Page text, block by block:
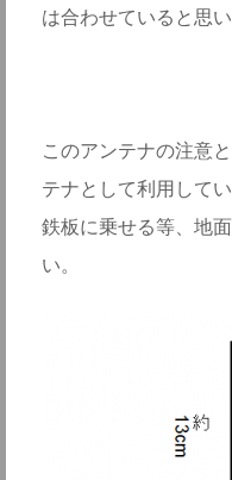
は合わせていると思い
このアンテナの注意
テナとして利用して
鉄板に乗せる等、地
い。